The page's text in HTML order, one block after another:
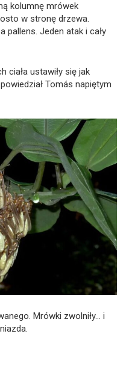
kolumnę mrówek
w stronę drzewa.
pallens. Jeden atak i cały
ciała ustawiły się jak
Tomás napiętym
Mrówki zwolniły… i